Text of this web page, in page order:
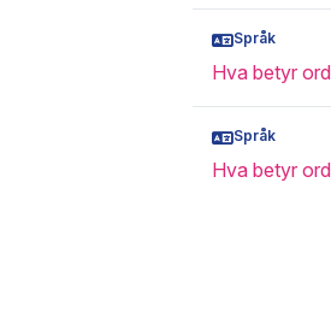
Språk
Hva betyr
Språk
Hva betyr